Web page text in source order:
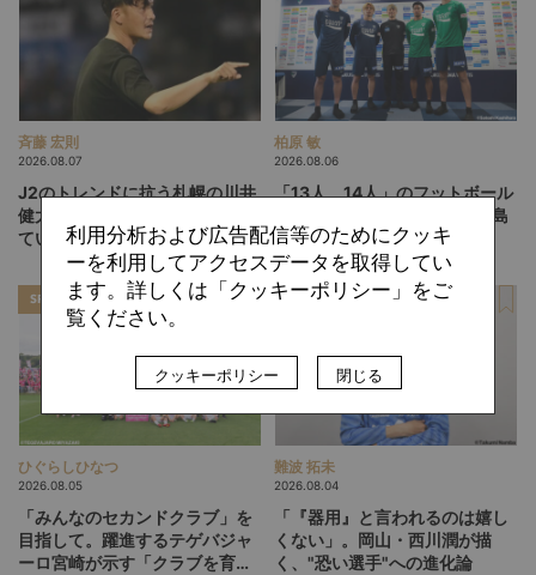
斉藤 宏則
2026.08.07
J2のトレンドに抗う札幌の川井
健太スタイル。「相手を突破し
ていく」鍵は多彩なWG陣の仕
柏原 敏
2026.08.06
「13人、14人」のフットボール
は実現するか。吉本監督の徳島
ヴォルティスが描く“新章”
SPECIAL
ひぐらしひなつ
2026.08.05
「みんなのセカンドクラブ」を
目指して。躍進するテゲバジャ
ーロ宮崎が示す「クラブを育て
SPECIAL
難波 拓未
2026.08.04
「『器用』と言われるのは嬉し
くない」。岡山・西川潤が描
く、"恐い選手"への進化論
利用分析および広告配信等のためにクッキ
ーを利用してアクセスデータを取得してい
ます。詳しくは「クッキーポリシー」をご
覧ください。
クッキーポリシー 閉じる